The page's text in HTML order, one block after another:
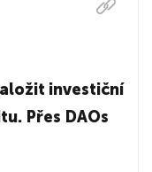
investiční
Přes DAOs